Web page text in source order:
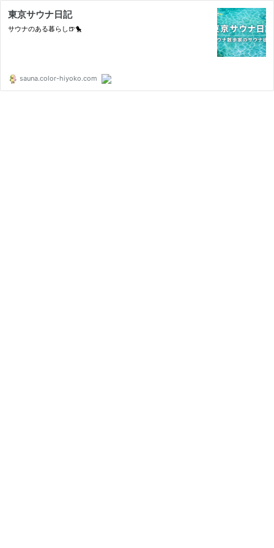
東京サウナ日記
サウナのある暮らし🍺🐤
sauna.color-hiyoko.com